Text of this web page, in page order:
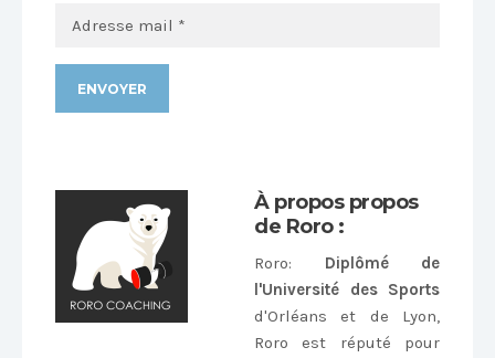
À propos propos
de Roro :
Roro: Diplômé de
l'Université des Sports
d'Orléans et de Lyon,
Roro est réputé pour